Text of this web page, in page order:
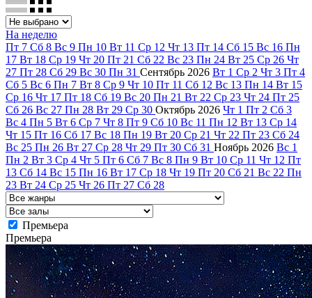
На неделю
Пт 7 Сб 8 Вс 9 Пн 10 Вт 11 Ср 12 Чт 13 Пт 14 Сб 15 Вс 16 Пн
17 Вт 18 Ср 19 Чт 20 Пт 21 Сб 22 Вс 23 Пн 24 Вт 25 Ср 26 Чт
27 Пт 28 Сб 29 Вс 30 Пн 31 Сентябрь 2026 Вт 1 Ср 2 Чт 3 Пт 4
Сб 5 Вс 6 Пн 7 Вт 8 Ср 9 Чт 10 Пт 11 Сб 12 Вс 13 Пн 14 Вт 15
Ср 16 Чт 17 Пт 18 Сб 19 Вс 20 Пн 21 Вт 22 Ср 23 Чт 24 Пт 25
Сб 26 Вс 27 Пн 28 Вт 29 Ср 30 Октябрь 2026 Чт 1 Пт 2 Сб 3
Вс 4 Пн 5 Вт 6 Ср 7 Чт 8 Пт 9 Сб 10 Вс 11 Пн 12 Вт 13 Ср 14
Чт 15 Пт 16 Сб 17 Вс 18 Пн 19 Вт 20 Ср 21 Чт 22 Пт 23 Сб 24
Вс 25 Пн 26 Вт 27 Ср 28 Чт 29 Пт 30 Сб 31 Ноябрь 2026 Вс 1
Пн 2 Вт 3 Ср 4 Чт 5 Пт 6 Сб 7 Вс 8 Пн 9 Вт 10 Ср 11 Чт 12 Пт
13 Сб 14 Вс 15 Пн 16 Вт 17 Ср 18 Чт 19 Пт 20 Сб 21 Вс 22 Пн
23 Вт 24 Ср 25 Чт 26 Пт 27 Сб 28
Премьера
Премьера